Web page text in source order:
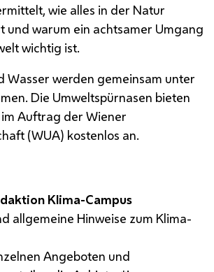
wie alles in der Natur
und warum ein achtsamer Umgang
wichtig ist.
Wasser werden gemeinsam unter
Die Umweltspürnasen bieten
Auftrag der Wiener
(WUA) kostenlos an.
Klima-Campus
allgemeine Hinweise zum Klima-
Angeboten und